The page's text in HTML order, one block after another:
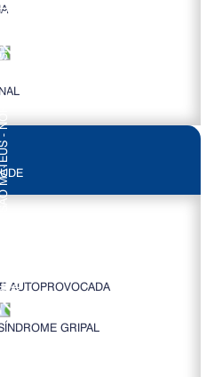
AUTOPROVOCADA
GRIPAL